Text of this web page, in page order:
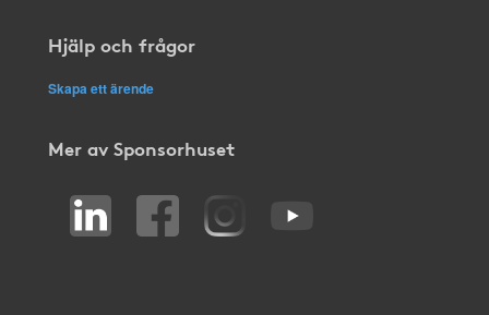
Hjälp och frågor
Skapa ett ärende
Mer av Sponsorhuset